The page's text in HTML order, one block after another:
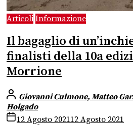
Articoli Informazione
Il bagaglio di
finalisti della 10a
Morrione
Giovanni Culmone, Matteo
Holgado
12 Agosto 202112 Agosto 2021